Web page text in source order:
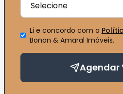
Li e concordo com a
Bonon & Amaral Imóveis.
Agendar